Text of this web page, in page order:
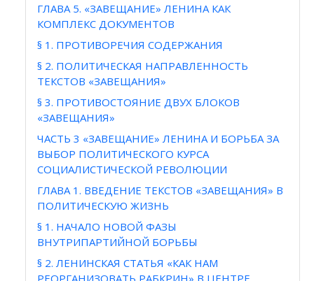
ГЛАВА 5. «ЗАВЕЩАНИЕ» ЛЕНИНА КАК
КОМПЛЕКС ДОКУМЕНТОВ
§ 1. ПРОТИВОРЕЧИЯ СОДЕРЖАНИЯ
§ 2. ПОЛИТИЧЕСКАЯ НАПРАВЛЕННОСТЬ
ТЕКСТОВ «ЗАВЕЩАНИЯ»
§ 3. ПРОТИВОСТОЯНИЕ ДВУХ БЛОКОВ
«ЗАВЕЩАНИЯ»
ЧАСТЬ 3 «ЗАВЕЩАНИЕ» ЛЕНИНА И БОРЬБА ЗА
ВЫБОР ПОЛИТИЧЕСКОГО КУРСА
СОЦИАЛИСТИЧЕСКОЙ РЕВОЛЮЦИИ
ГЛАВА 1. ВВЕДЕНИЕ ТЕКСТОВ «ЗАВЕЩАНИЯ» В
ПОЛИТИЧЕСКУЮ ЖИЗНЬ
§ 1. НАЧАЛО НОВОЙ ФАЗЫ
ВНУТРИПАРТИЙНОЙ БОРЬБЫ
§ 2. ЛЕНИНСКАЯ СТАТЬЯ «КАК НАМ
РЕОРГАНИЗОВАТЬ РАБКРИН» В ЦЕНТРЕ